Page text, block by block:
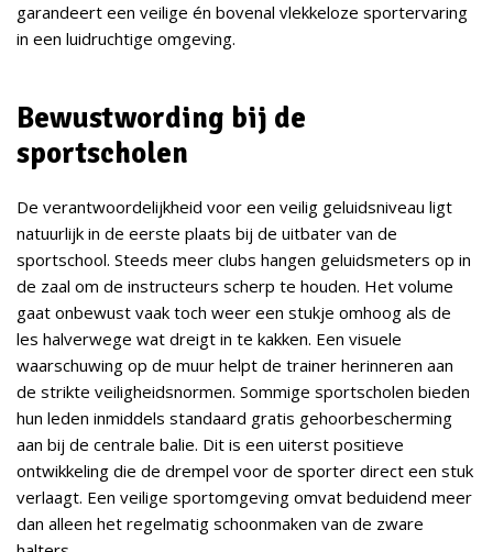
garandeert een veilige én bovenal vlekkeloze sportervaring
in een luidruchtige omgeving.
Bewustwording bij de
sportscholen
De verantwoordelijkheid voor een veilig geluidsniveau ligt
natuurlijk in de eerste plaats bij de uitbater van de
sportschool. Steeds meer clubs hangen geluidsmeters op in
de zaal om de instructeurs scherp te houden. Het volume
gaat onbewust vaak toch weer een stukje omhoog als de
les halverwege wat dreigt in te kakken. Een visuele
waarschuwing op de muur helpt de trainer herinneren aan
de strikte veiligheidsnormen. Sommige sportscholen bieden
hun leden inmiddels standaard gratis gehoorbescherming
aan bij de centrale balie. Dit is een uiterst positieve
ontwikkeling die de drempel voor de sporter direct een stuk
verlaagt. Een veilige sportomgeving omvat beduidend meer
dan alleen het regelmatig schoonmaken van de zware